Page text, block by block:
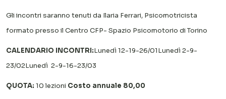
Gli incontri saranno tenuti da Ilaria Ferrari, Psicomotricista
formato presso il Centro CFP- Spazio Psicomotorio di Torino
CALENDARIO INCONTRI:Lunedì 12-19-26/01Lunedì 2-9-
23/02Lunedì 2-9-16-23/03
QUOTA: 10 lezioni Costo annuale 80,00